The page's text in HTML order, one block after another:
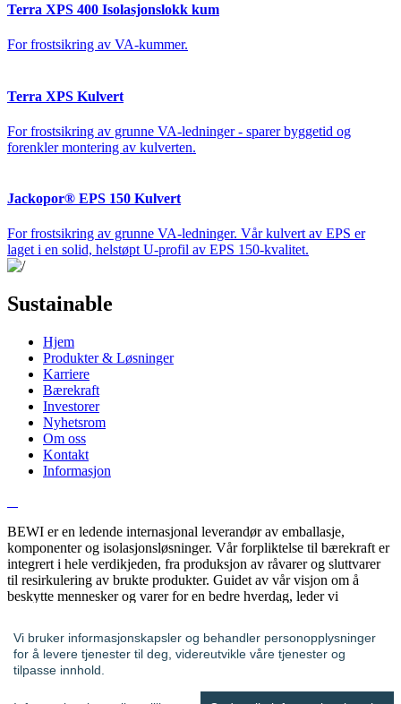
Vi bruker informasjonskapsler og behandler personopplysninger
for å levere tjenester til deg, videreutvikle våre tjenester og
tilpasse innhold.
Terra XPS 400 Isolasjonslokk kum
For frostsikring av VA-kummer.
Terra XPS Kulvert
For frostsikring av grunne VA-ledninger - sparer byggetid og
forenkler montering av kulverten.
Jackopor® EPS 150 Kulvert
For frostsikring av grunne VA-ledninger. Vår kulvert av EPS er
laget i en solid, helstøpt U-profil av EPS 150-kvalitet.
Sustainable
Hjem
Produkter & Løsninger
Karriere
Bærekraft
Investorer
Nyhetsrom
Om oss
Kontakt
Informasjon
BEWI er en ledende internasjonal leverandør av emballasje,
komponenter og isolasjonsløsninger. Vår forpliktelse til bærekraft er
integrert i hele verdikjeden, fra produksjon av råvarer og sluttvarer
til resirkulering av brukte produkter. Guidet av vår visjon om å
beskytte mennesker og varer for en bedre hverdag, leder vi
Finn din kontakt
© BEWI 2024
Newsletter Privacy Policy Video